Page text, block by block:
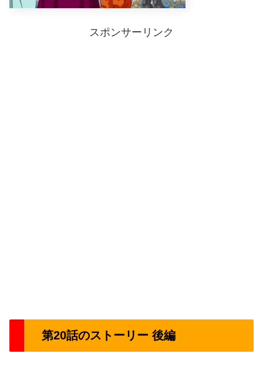
スポンサーリンク
第20話のストーリー 後編